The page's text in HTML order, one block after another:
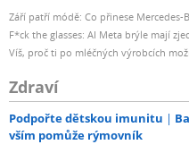
Září patří módě: Co přinese Mercedes-
F*ck the glasses: AI Meta brýle mají
Víš, proč ti po mléčných výrobcích
Zdraví
Podpořte dětskou imunitu
vším pomůže rýmovník